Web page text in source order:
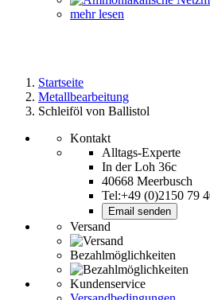
mehr lesen
Startseite
Metallbearbeitung
Schleiföl von Ballistol
Kontakt
Alltags-Experte
In der Loh 36c
40668 Meerbusch
Tel:+49 (0)2150 79
Email senden
Versand
Bezahlmöglichkeiten
Kundenservice